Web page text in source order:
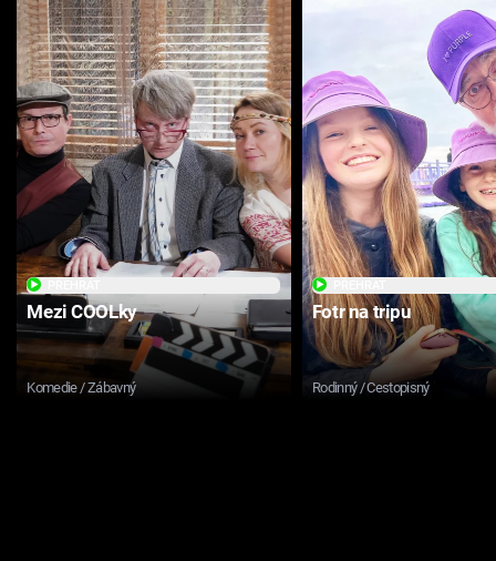
Mezi COOLky
Komedie / Zábavný
Fotr na tripu
Rodinný / Cestopisný